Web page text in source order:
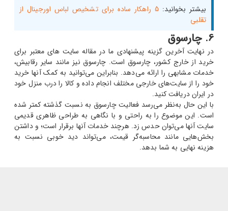
بیشتر بخوانید:
5 راهکار ساده برای تشخیص لباس اورجینال از
تقلبی
6. چارسوق
در نهایت آخرین گزینه پیشنهادی ما در مقاله سایت های معتبر برای
خرید از خارج کشور، چارسوق است. چارسوق نیز مانند سایر رقابیش،
خدمات مشابهی را ارائه می‌دهد. بنابراین می‌توانید به کمک آنها خرید
خود را از سایت‌های خارجی مختلف انجام داده و کالا را درب منزل خود
در ایران دریافت کنید.
با این حال به‌نظر می‌رسد فعالیت چارسوق به نسبت گذشته کمتر شده
است. این موضوع را به راحتی و با نگاهی به طراحی ظاهری قدیمی
سایت آنها می‌توان حدس زد. هرچند خدمات آنها برقرار است؛ و داشتن
بخش‌هایی مانند محاسبه‌گر قیمت، می‌تواند دید خوبی نسبت به
هزینه نهایی به شما بدهد.